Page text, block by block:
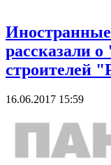
рассказали
строителей
16.06.2017 15:59